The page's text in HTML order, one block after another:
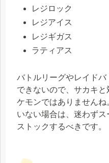
レジロック
レジアイス
レジギガス
ラティアス
バトルリーグやレイド
できないので、サカキ
ケモンではありません
いない場合は、迷わず
ストックするべきです。